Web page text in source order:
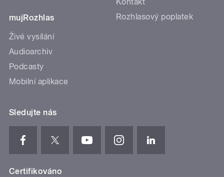
mujRozhlas
Živé vysílání
Audioarchiv
Podcasty
Mobilní aplikace
Rozhlasový poplatek
Sledujte nás
Certifikováno